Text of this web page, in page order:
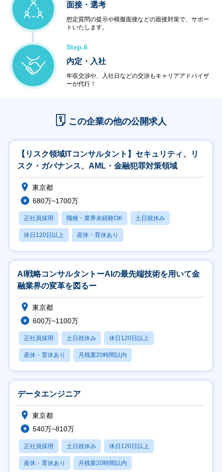
面接・選考
想定質問の提示や模擬面接などの面接対策で、サポー
トいたします。
Step.6
内定・入社
年収交渉や、入社日などの交渉もキャリアアドバイザ
ーが代行！
この企業の他の公開求人
【リスク領域ITコンサルタント】セキュリティ、リ
スク・ガバナンス、AML・金融犯罪対策領域
東京都
680万~1700万
正社員採用 職種・業界未経験OK 土日祝休み
休日120日以上 産休・育休あり
AI戦略コンサルタントーAIの最先端技術を用いて金
融業界の変革を図るー
東京都
600万~1100万
正社員採用 土日祝休み 休日120日以上
産休・育休あり 月残業20時間以内
データエンジニア
東京都
540万~810万
正社員採用 土日祝休み 休日120日以上
産休・育休あり 月残業20時間以内